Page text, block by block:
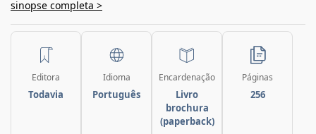
sinopse completa >
Editora
Todavia
Idioma
Português
Encardenação
Livro
brochura
(paperback)
Páginas
256